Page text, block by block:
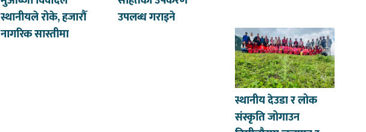
स्थानीयले रोके, हजारौँ
नागरिक सास्तीमा
उपलब्ध गराइने
स्थानीय देउडा र लोक
संस्कृति जोगाउन